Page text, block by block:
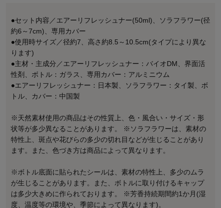
●セット内容／エアーリフレッシュナー(50ml)、ソラフラワー(径
約6～7cm)、専用カバー
●使用時サイズ／径約7、高さ約8.5～10.5cm(タイプにより異な
ります)
●主材・主成分／エアーリフレッシュナー：バイオDM、界面活
性剤、ボトル：ガラス、専用カバー：アルミニウム
●エアーリフレッシュナー：日本製、ソラフラワー：タイ製、ボ
トル、カバー：中国製
※天然素材使用の商品はその性質上、色・風合い・サイズ・形
状等が多少異なることがあります。 ※ソラフラワーは、素材の
特性上、斑点や花びらの多少の切れ目などが生じることがあり
ます。また、色づき方は商品によって異なります。
※ボトル底面に貼られたシールは、素材の特性上、多少のムラ
が生じることがあります。また、ボトルに取り付けるキャップ
は多少大きめに作られております。 ※芳香持続期間約1か月(湿
度、温度等の環境や、季節によって異なります)。